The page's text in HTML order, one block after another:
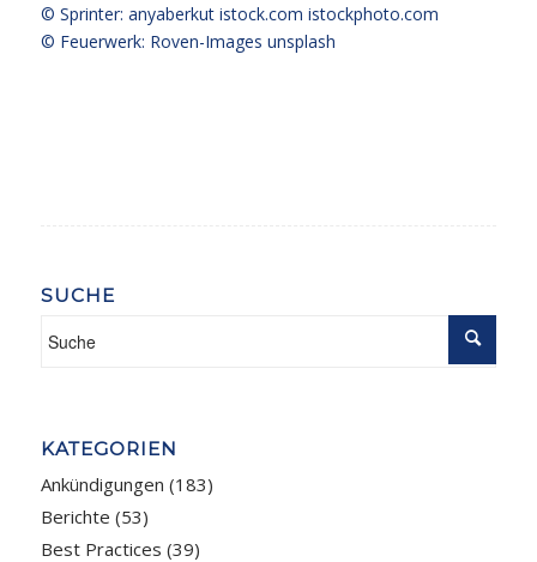
© Sprinter: anyaberkut istock.com istockphoto.com
© Feuerwerk: Roven-Images unsplash
SUCHE
KATEGORIEN
Ankündigungen (183)
Berichte (53)
Best Practices (39)